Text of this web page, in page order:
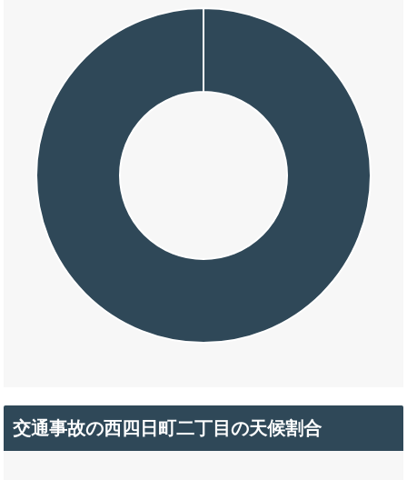
交通事故の西四日町二丁目の天候割合